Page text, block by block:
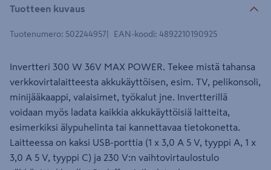
Tuotteen kuvaus
Tuotenumero: 502244957 EAN-koodi: 4892210190925
Invertteri 300 W 36V MAX POWER. Tekee mistä tahansa
verkkovirtalaitteesta akkukäyttöisen, esim. TV, pelikonsoli,
minijääkaappi, valaisimet, työkalut jne. Invertterillä
voidaan myös ladata kaikkia akkukäyttöisiä laitteita,
esimerkiksi älypuhelinta tai kannettavaa tietokonetta.
Laitteessa on kaksi USB-porttia (1 x 3,0 A 5 V, tyyppi A, 1 x
3,0 A 5 V, tyyppi C) ja 230 V:n vaihtovirtaulostulo